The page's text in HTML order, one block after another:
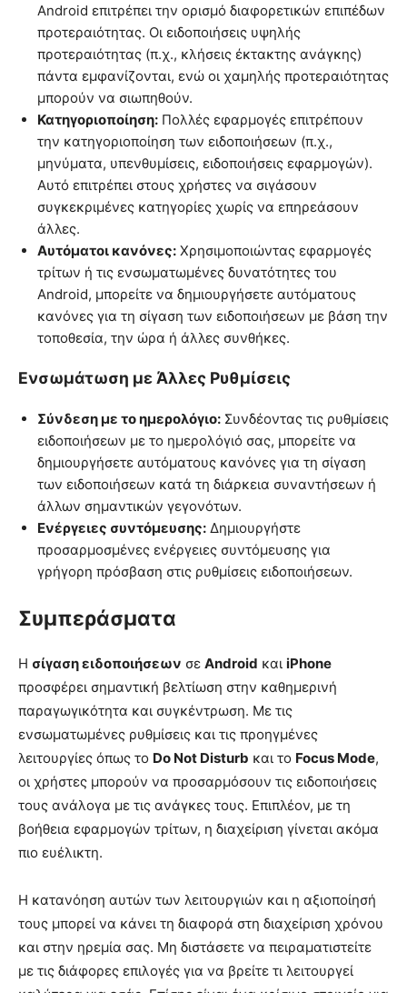
Android επιτρέπει την ορισμό διαφορετικών επιπέδων
προτεραιότητας. Οι ειδοποιήσεις υψηλής
προτεραιότητας (π.χ., κλήσεις έκτακτης ανάγκης)
πάντα εμφανίζονται, ενώ οι χαμηλής προτεραιότητας
μπορούν να σιωπηθούν.
Κατηγοριοποίηση: Πολλές εφαρμογές επιτρέπουν
την κατηγοριοποίηση των ειδοποιήσεων (π.χ.,
μηνύματα, υπενθυμίσεις, ειδοποιήσεις εφαρμογών).
Αυτό επιτρέπει στους χρήστες να σιγάσουν
συγκεκριμένες κατηγορίες χωρίς να επηρεάσουν
άλλες.
Αυτόματοι κανόνες: Χρησιμοποιώντας εφαρμογές
τρίτων ή τις ενσωματωμένες δυνατότητες του
Android, μπορείτε να δημιουργήσετε αυτόματους
κανόνες για τη σίγαση των ειδοποιήσεων με βάση την
τοποθεσία, την ώρα ή άλλες συνθήκες.
Ενσωμάτωση με Άλλες Ρυθμίσεις
Σύνδεση με το ημερολόγιο: Συνδέοντας τις ρυθμίσεις
ειδοποιήσεων με το ημερολόγιό σας, μπορείτε να
δημιουργήσετε αυτόματους κανόνες για τη σίγαση
των ειδοποιήσεων κατά τη διάρκεια συναντήσεων ή
άλλων σημαντικών γεγονότων.
Ενέργειες συντόμευσης: Δημιουργήστε
προσαρμοσμένες ενέργειες συντόμευσης για
γρήγορη πρόσβαση στις ρυθμίσεις ειδοποιήσεων.
Συμπεράσματα
Η σίγαση ειδοποιήσεων σε Android και iPhone
προσφέρει σημαντική βελτίωση στην καθημερινή
παραγωγικότητα και συγκέντρωση. Με τις
ενσωματωμένες ρυθμίσεις και τις προηγμένες
λειτουργίες όπως το Do Not Disturb και το Focus Mode,
οι χρήστες μπορούν να προσαρμόσουν τις ειδοποιήσεις
τους ανάλογα με τις ανάγκες τους. Επιπλέον, με τη
βοήθεια εφαρμογών τρίτων, η διαχείριση γίνεται ακόμα
πιο ευέλικτη.
Η κατανόηση αυτών των λειτουργιών και η αξιοποίησή
τους μπορεί να κάνει τη διαφορά στη διαχείριση χρόνου
και στην ηρεμία σας. Μη διστάσετε να πειραματιστείτε
με τις διάφορες επιλογές για να βρείτε τι λειτουργεί